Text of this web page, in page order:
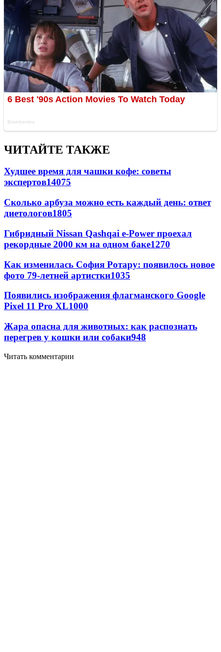
ЧИТАЙТЕ ТАКЖЕ
Худшее время для чашки кофе: советы
экспертов14075
Сколько арбуза можно есть каждый день: ответ
диетологов1805
Гибридный Nissan Qashqai e-Power проехал
рекордные 2000 км на одном баке1270
Как изменилась София Ротару: появилось новое
фото 79-летней артистки1035
Появились изображения флагманского Google
Pixel 11 Pro XL1000
Жара опасна для животных: как распознать
перегрев у кошки или собаки948
Читать комментарии